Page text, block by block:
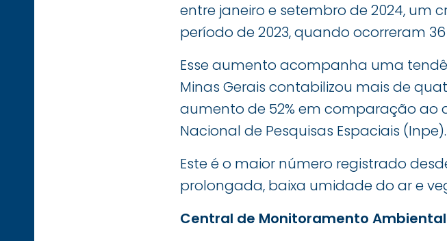
entre janeiro e setembro de 2024, um
período de 2023, quando ocorreram
Esse aumento acompanha uma
Minas Gerais contabilizou mais de
aumento de 52% em comparação ao
Nacional de Pesquisas Espaciais (Inpe).
Este é o maior número registrado
prolongada, baixa umidade do ar e
Central de Monitoramento